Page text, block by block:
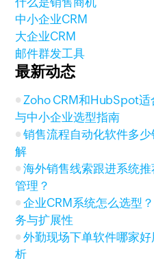
中小企业CRM
大企业CRM
邮件群发工具
最新动态
Zoho CRM和HubSpot适
与中小企业选型指南
销售流程自动化软件多
解
海外销售线索跟进系统
管理？
企业CRM系统怎么选型
务与扩展性
外勤现场下单软件哪家
析